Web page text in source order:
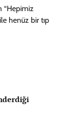
“Hepimiz
henüz bir tıp